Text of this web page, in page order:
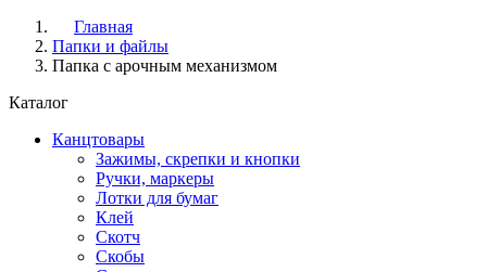
Главная
Папки и файлы
Папка с арочным механизмом
Каталог
Канцтовары
Зажимы, скрепки и кнопки
Ручки, маркеры
Лотки для бумаг
Клей
Скотч
Скобы